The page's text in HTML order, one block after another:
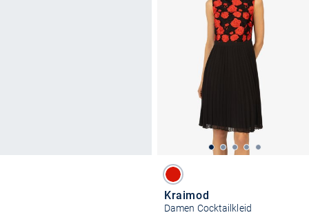
Kraimod
Damen Cocktailkleid